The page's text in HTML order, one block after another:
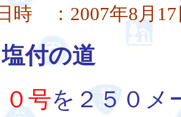
時 ：2007年8月17
付の道
０号を２５０メ